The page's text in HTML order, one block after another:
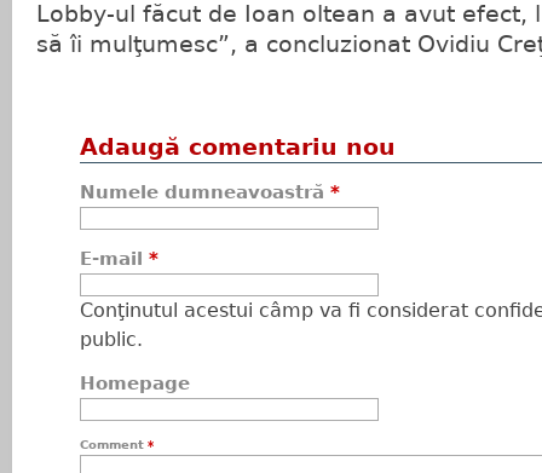
Lobby-ul făcut de Ioan oltean a avut efect,
să îi mulţumesc”, a concluzionat Ovidiu
Adaugă comentariu nou
Numele dumneavoastră *
E-mail *
Conţinutul acestui câmp va fi considerat
public.
Homepage
Comment *